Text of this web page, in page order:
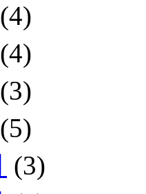
(4)
(4)
(3)
(5)
(3)